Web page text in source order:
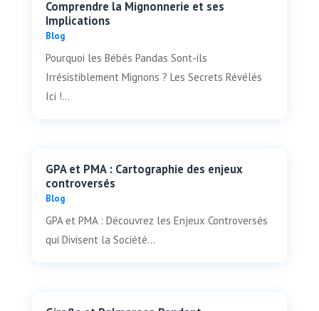
Comprendre la Mignonnerie et ses
Implications
Blog
Pourquoi les Bébés Pandas Sont-ils
Irrésistiblement Mignons ? Les Secrets Révélés
Ici !...
GPA et PMA : Cartographie des enjeux
controversés
Blog
GPA et PMA : Découvrez les Enjeux Controversés
qui Divisent la Société...